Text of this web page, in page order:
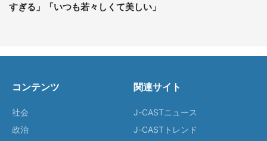
すぎる」「いつも若々しくて美しい」
コンテンツ
社会
政治
関連サイト
J-CASTニュース
J-CASTトレンド